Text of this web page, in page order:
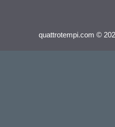
quattrotempi.com ©